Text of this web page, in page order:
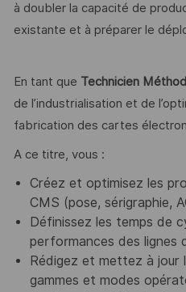
à doubler la capacité de
existante et à préparer le
En tant que Technicien
de l’industrialisation et de
fabrication des cartes
A ce titre, vous :
Créez et optimisez les
CMS (pose, sérigraphie,
Définissez les temps de
performances des lignes
Rédigez et mettez à jour
gammes et modes